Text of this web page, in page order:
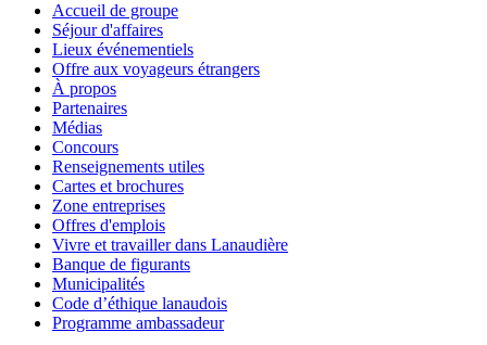
Accueil de groupe
Séjour d'affaires
Lieux événementiels
Offre aux voyageurs étrangers
À propos
Partenaires
Médias
Concours
Renseignements utiles
Cartes et brochures
Zone entreprises
Offres d'emplois
Vivre et travailler dans Lanaudière
Banque de figurants
Municipalités
Code d’éthique lanaudois
Programme ambassadeur